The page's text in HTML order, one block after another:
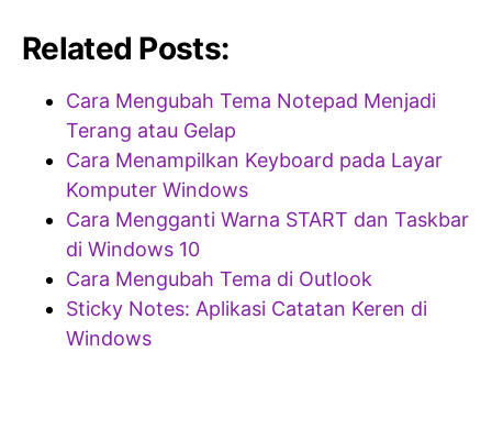
Related Posts:
Cara Mengubah Tema Notepad Menjadi
Terang atau Gelap
Cara Menampilkan Keyboard pada Layar
Komputer Windows
Cara Mengganti Warna START dan Taskbar
di Windows 10
Cara Mengubah Tema di Outlook
Sticky Notes: Aplikasi Catatan Keren di
Windows